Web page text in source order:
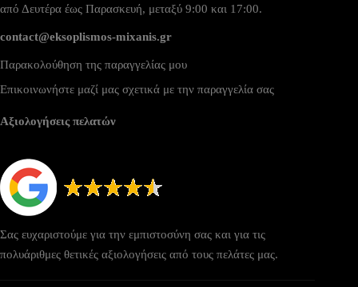
από Δευτέρα έως Παρασκευή, μεταξύ 9:00 και 17:00.
contact@eksoplismos-mixanis.gr
Παρακολούθηση της παραγγελίας μου
Επικοινωνήστε μαζί μας σχετικά με την παραγγελία σας
Αξιολογήσεις πελατών
Σας ευχαριστούμε για την εμπιστοσύνη σας και για τις
πολυάριθμες θετικές αξιολογήσεις από τους πελάτες μας.